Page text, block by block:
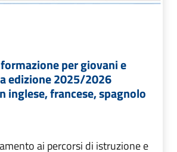
per giovani e
edizione 2025/2026
inglese, francese, spagnolo
ai percorsi di istruzione e